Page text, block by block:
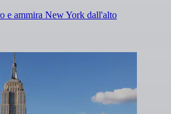
e ammira New York dall'alto